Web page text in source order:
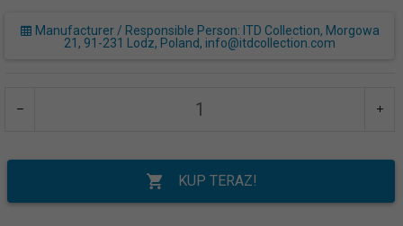
Manufacturer / Responsible Person: ITD Collection, Morgowa
21, 91-231 Lodz, Poland, info@itdcollection.com
KUP TERAZ!